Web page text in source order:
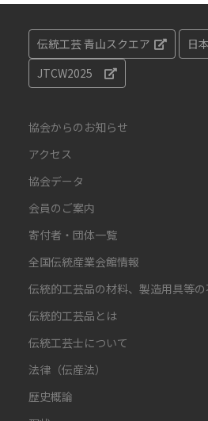
伝統工芸 青山スクエア
日
JTCW2025
協会からのお知らせ
アクセス
協会データ
会員のご案内
寄付者・団体一覧
全国伝統産業会館情報
伝統的工芸品の材料、製造用具等
伝統的工芸品とは
伝統工芸士について
法律（伝産法）
歴史概論